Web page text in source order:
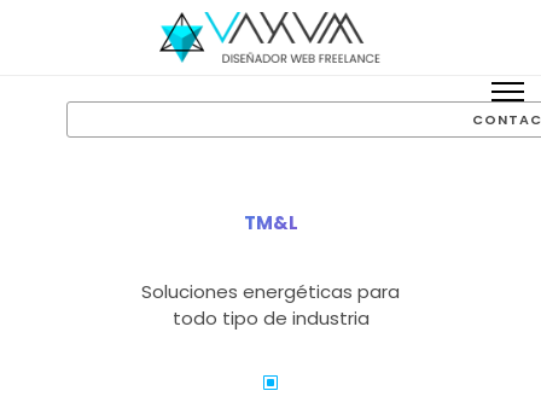
TM&L
Soluciones energéticas para
todo tipo de industria